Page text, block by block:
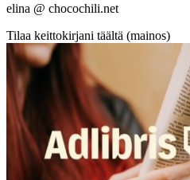
elina @ chocochili.net
Tilaa keittokirjani täältä (mainos)